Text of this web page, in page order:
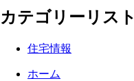
カテゴリーリスト
住宅情報
ホーム